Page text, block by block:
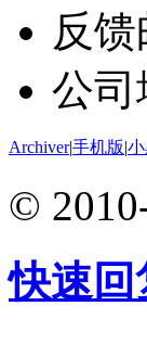
反
公司
Archiver|手机版|
©
快速回